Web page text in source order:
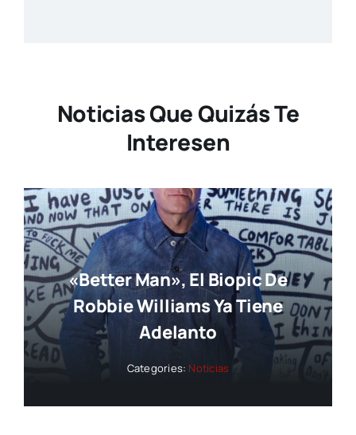
Noticias Que Quizás Te
Interesen
«Better Man», El Biopic De
Robbie Williams Ya Tiene
Adelanto
Categories: Noticias